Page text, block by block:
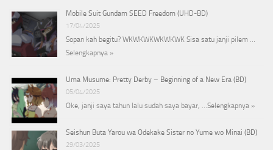
Mobile Suit Gundam SEED Freedom (UHD-BD)
17/04/2025
Sopan kah begitu? WKWKWKWKWKWK Sisa satu janji pilem …
Selengkapnya »
Uma Musume: Pretty Derby – Beginning of a New Era (BD)
05/04/2025
Oke, janji saya tahun lalu sudah saya bayar, …Selengkapnya »
Seishun Buta Yarou wa Odekake Sister no Yume wo Minai (BD)
29/03/2025